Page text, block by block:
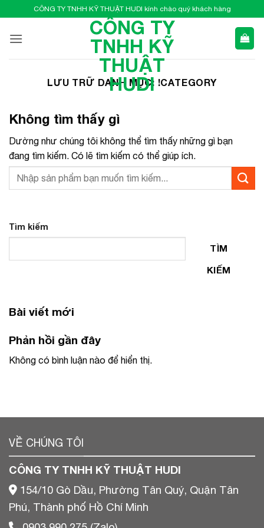
qua
nội
CÔNG TY TNHH KỸ THUẬT HUDI kính chào quý khách hàng
CÔNG TY
TNHH KỸ
THUẬT
HUDI
LƯU TRỮ DANH MỤC: !CATEGORY
Không tìm thấy gì
Dường như chúng tôi không thể tìm thấy những gì bạn
đang tìm kiếm. Có lẽ tìm kiếm có thể giúp ích.
Tìm kiếm
TÌM
KIẾM
Bài viết mới
Phản hồi gần đây
Không có bình luận nào để hiển thị.
VỀ CHÚNG TÔI
CÔNG TY TNHH KỸ THUẬT HUDI
154/10 Gò Dầu, Phường Tân Quý, Quận Tân
Phú, Thành phố Hồ Chí Minh